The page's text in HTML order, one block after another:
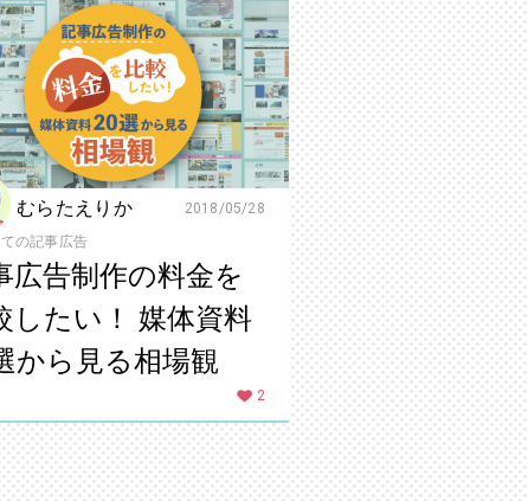
むらたえりか
2018/05/28
の記事広告
広告制作の料金を
したい！ 媒体資料
から見る相場観
2